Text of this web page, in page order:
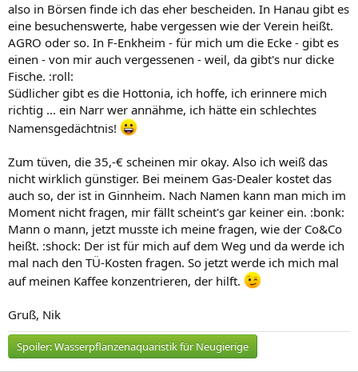
also in Börsen finde ich das eher bescheiden. In Hanau gibt es
eine besuchenswerte, habe vergessen wie der Verein heißt.
AGRO oder so. In F-Enkheim - für mich um die Ecke - gibt es
einen - von mir auch vergessenen - weil, da gibt's nur dicke
Fische. :roll:
Südlicher gibt es die Hottonia, ich hoffe, ich erinnere mich
richtig ... ein Narr wer annähme, ich hätte ein schlechtes
Namensgedächtnis!
Zum tüven, die 35,-€ scheinen mir okay. Also ich weiß das
nicht wirklich günstiger. Bei meinem Gas-Dealer kostet das
auch so, der ist in Ginnheim. Nach Namen kann man mich im
Moment nicht fragen, mir fällt scheint's gar keiner ein. :bonk:
Mann o mann, jetzt musste ich meine fragen, wie der Co&Co
heißt. :shock: Der ist für mich auf dem Weg und da werde ich
mal nach den TÜ-Kosten fragen. So jetzt werde ich mich mal
auf meinen Kaffee konzentrieren, der hilft.
Gruß, Nik
Spoiler:Wasserpflanzenaquaristik für Neugierige